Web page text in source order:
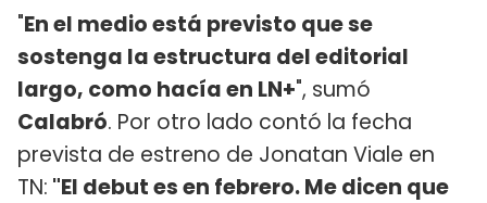
"En el medio está previsto que se
sostenga la estructura del editorial
largo, como hacía en LN+", sumó
Calabró. Por otro lado contó la fecha
prevista de estreno de Jonatan Viale en
TN: "El debut es en febrero. Me dicen que